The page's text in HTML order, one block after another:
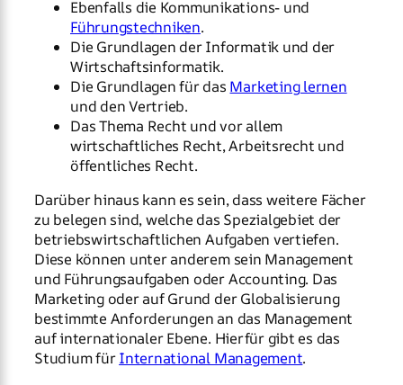
Ebenfalls die Kommunikations- und
Führungstechniken.
Die Grundlagen der Informatik und der
Wirtschaftsinformatik.
Die Grundlagen für das Marketing lernen
und den Vertrieb.
Das Thema Recht und vor allem
wirtschaftliches Recht, Arbeitsrecht und
öffentliches Recht.
Darüber hinaus kann es sein, dass weitere Fächer
zu belegen sind, welche das Spezialgebiet der
betriebswirtschaftlichen Aufgaben vertiefen.
Diese können unter anderem sein Management
und Führungsaufgaben oder Accounting. Das
Marketing oder auf Grund der Globalisierung
bestimmte Anforderungen an das Management
auf internationaler Ebene. Hierfür gibt es das
Studium fürInternational Management.